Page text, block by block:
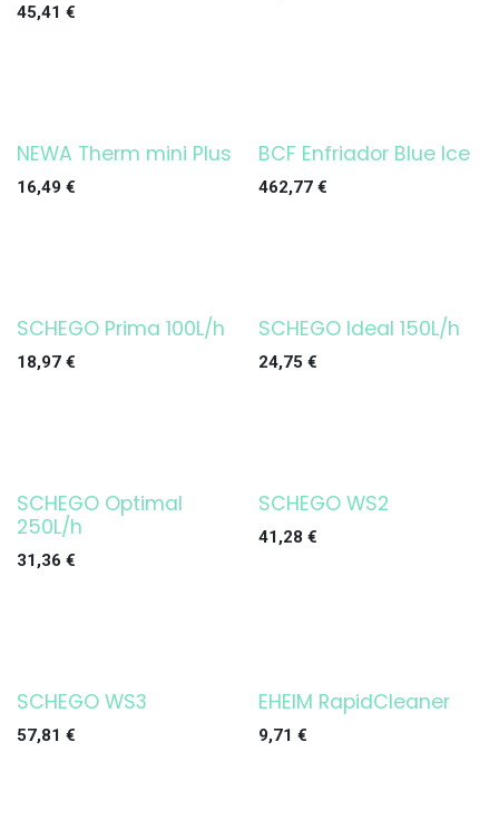
45,41 €
NEWA Therm mini Plus
16,49 €
BCF Enfriador Blue Ice
462,77€
SCHEGO Prima 100L/h
18,97 €
SCHEGO Ideal 150L/h
24,75 €
SCHEGO Optimal
250L/h
31,36 €
SCHEGO WS2
41,28 €
SCHEGO WS3
57,81 € ¡OFERTA!
EHEIM RapidCleaner
9,71 €